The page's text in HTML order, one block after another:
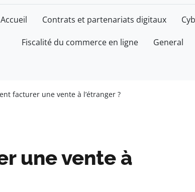
Accueil Contrats et partenariats digitaux
Fiscalité du commerce en ligne General
facturer une vente à l’étranger ?
une vente à